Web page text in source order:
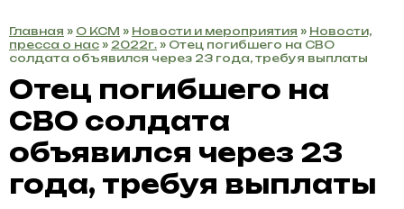
Главная » О КСМ » Новости и мероприятия » Новости,
пресса о нас » 2022г. » Отец погибшего на СВО
солдата объявился через 23 года, требуя выплаты
Отец погибшего на
СВО солдата
объявился через 23
года, требуя выплаты